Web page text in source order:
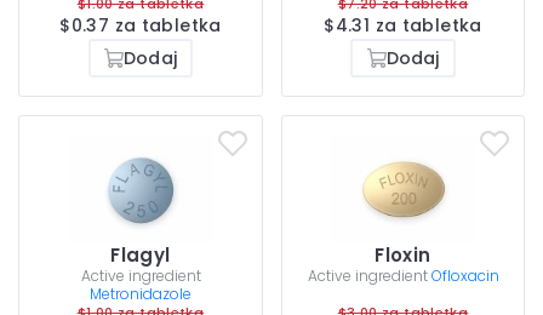
$0.37 za tabletka
Dodaj
$4.31 za tabletka
Dodaj
Flagyl
Active ingredient
Metronidazole
Floxin
Active ingredient Ofloxacin